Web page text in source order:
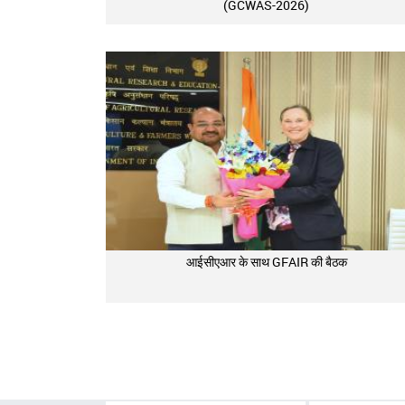
(GCWAS-2026)
आईसीएआर के साथ GFAIR की बैठक